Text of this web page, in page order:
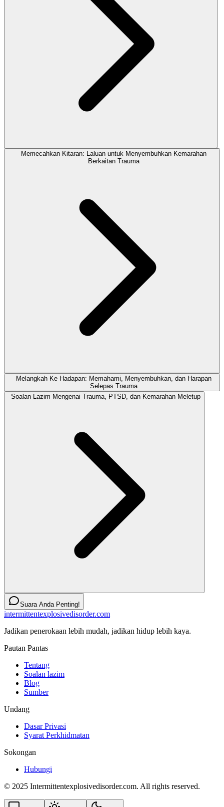
Memecahkan Kitaran: Laluan untuk Menyembuhkan Kemarahan
Berkaitan Trauma
Melangkah Ke Hadapan: Memahami, Menyembuhkan, dan Harapan
Selepas Trauma
Soalan Lazim Mengenai Trauma, PTSD, dan Kemarahan Meletup
Suara Anda Penting!
intermittentexplosivedisorder.com
Jadikan penerokaan lebih mudah, jadikan hidup lebih kaya.
Pautan Pantas
Tentang
Soalan lazim
Blog
Sumber
Undang
Dasar Privasi
Syarat Perkhidmatan
Sokongan
Hubungi
© 2025 Intermittentexplosivedisorder.com. All rights reserved.